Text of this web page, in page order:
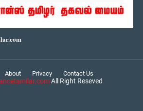
About Privacy Contact Us
All Right Reseved